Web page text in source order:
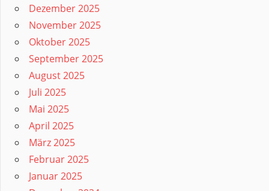
Dezember 2025
November 2025
Oktober 2025
September 2025
August 2025
Juli 2025
Mai 2025
April 2025
März 2025
Februar 2025
Januar 2025